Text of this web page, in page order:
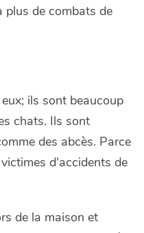
plus de combats de
ils sont beaucoup
chats. Ils sont
des abcès. Parce
d'accidents de
de la maison et